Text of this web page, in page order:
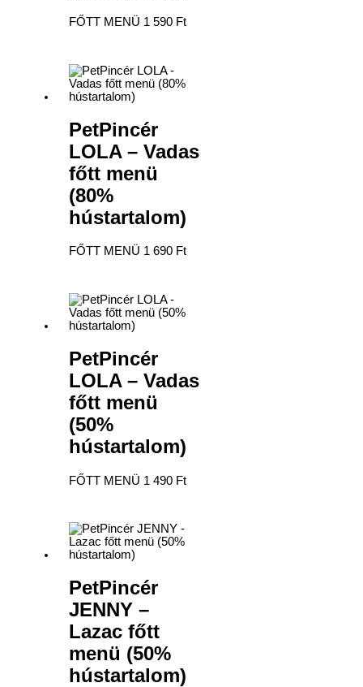
FŐTT MENÜ 1 590 Ft
PetPincér
LOLA – Vadas
főtt menü
(80%
hústartalom)
FŐTT MENÜ 1 690 Ft
PetPincér
LOLA – Vadas
főtt menü
(50%
hústartalom)
FŐTT MENÜ 1 490 Ft
PetPincér
JENNY –
Lazac főtt
menü (50%
hústartalom)